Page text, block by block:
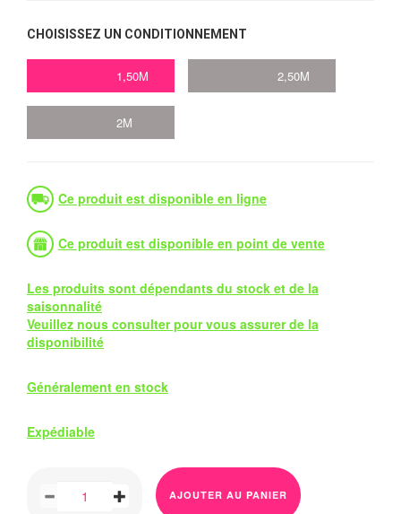
CHOISISSEZ UN CONDITIONNEMENT
1,50M 2,50M
2M
Ce produit est disponible en ligne
Ce produit est disponible en point de vente
Les produits sont dépendants du stock et de la
saisonnalité
Veuillez nous consulter pour vous assurer de la
disponibilité
Généralement en stock
Expédiable
AJOUTER AU PANIER